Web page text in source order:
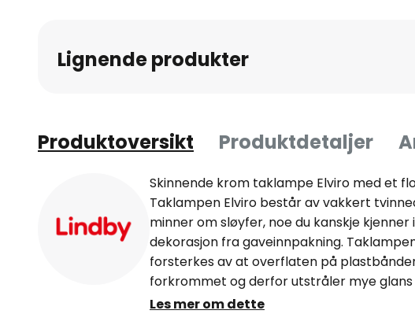
bildegalleri
Lignende produkter
Produktoversikt Produktdetaljer
Skinnende krom taklampe Elviro med et
Taklampen Elviro består av vakkert
minner om sløyfer, noe du kanskje
dekorasjon fra gaveinnpakning.
forsterkes av at overflaten på
forkrommet og derfor utstråler mye
Fatningene E14, som kan utstyres med
Les mer om dette